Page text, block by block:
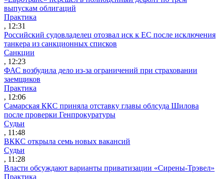
выпускам облигаций
Практика
, 12:31
Российский судовладелец отозвал иск к ЕС после исключения
танкера из санкционных списков
Санкции
, 12:23
ФАС возбудила дело из-за ограничений при страховании
заемщиков
Практика
, 12:06
Самарская ККС приняла отставку главы облсуда Шилова
после проверки Генпрокуратуры
Судьи
, 11:48
ВККС открыла семь новых вакансий
Судьи
, 11:28
Власти обсуждают варианты приватизации «Сирены-Трэвел»
Практика